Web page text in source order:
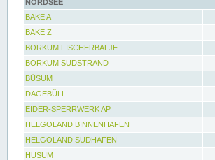
NORDSEE
BAKE A
BAKE Z
BORKUM FISCHERBALJE
BORKUM SÜDSTRAND
BÜSUM
DAGEBÜLL
EIDER-SPERRWERK AP
HELGOLAND BINNENHAFEN
HELGOLAND SÜDHAFEN
HUSUM